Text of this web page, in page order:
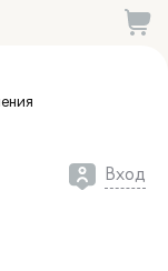
Вход